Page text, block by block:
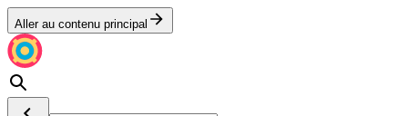
Aller au contenu principal